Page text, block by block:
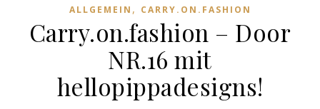
ALLGEMEIN , CARRY.ON.FASHION
Carry.on.fashion – Door
NR.16 mit
hellopippadesigns!